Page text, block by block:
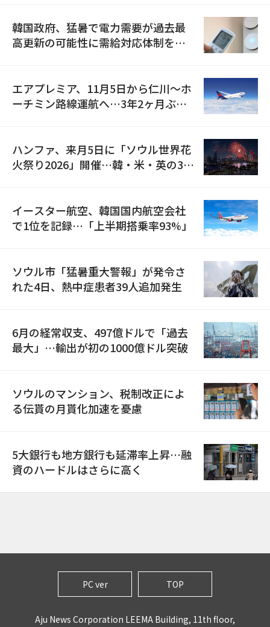
韓国政府、猛暑で電力需要が過去最
高更新の可能性に需給対応体制を点
エアプレミア、11月5日から仁川〜ホ
ーチミン路線運航へ…3年2ヶ月ぶり
ハンファ、来月5日に「ソウル世界花
火祭り2026」開催…韓・米・英の3カ
イースター航空、韓国国内航空会社
で1位を記録…「上半期搭乗率93%」
ソウル市「猛暑重大警報」が発令さ
れた4日、熱中症患者39人追加発生
6月の経常収支、497億ドルで「過去
最大」…輸出が初の1000億ドル突破
ソウルのマンション、税制改正によ
る伝貰の月貰化加速を憂慮
5大銀行も地方銀行も延滞率上昇…融
資のハードルはさらに高く
PC ver TOP
Aju News Corporation LEEMA Building, 11th floor,